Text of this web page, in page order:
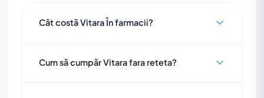
Cât costã Vitara În farmacii?
Cum să cumpăr Vitara fara reteta?